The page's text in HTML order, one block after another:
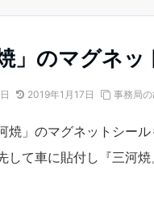
」のマグネ
2019年1月17日 事務局の
焼」のマグネットシール
して車に貼付し『三河